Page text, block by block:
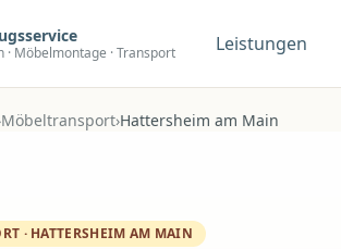
· Möbelmontage · Transport Leistungen
Möbeltransport›Hattersheim am Main
· HATTERSHEIM AM MAIN